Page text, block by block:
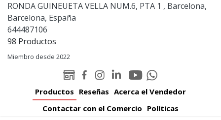
RONDA GUINEUETA VELLA NUM.6, PTA 1 , Barcelona,
Barcelona, España
644487106
98 Productos
Miembro desde 2022
WEB
Facebook
Instagram
Linked-
Padelator
Youtube
Padelator
Whatsapp
Padelator
Productos Reseñas Acerca el Vendedor
Contactar con el Comercio Políticas